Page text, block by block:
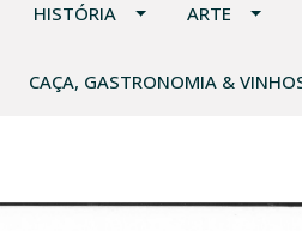
HISTÓRIA ARTE
CAÇA, GASTRONOMIA &